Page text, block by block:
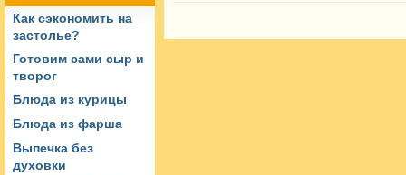
Как сэкономить на
застолье?
Готовим сами сыр и
творог
Блюда из курицы
Блюда из фарша
Выпечка без
духовки